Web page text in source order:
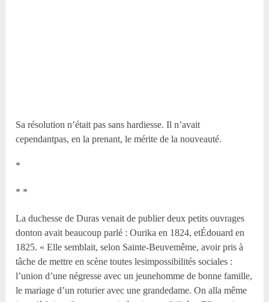
Sa résolution n’était pas sans hardiesse. Il n’avait
cependantpas, en la prenant, le mérite de la nouveauté.
*
* *
La duchesse de Duras venait de publier deux petits ouvrages
donton avait beaucoup parlé : Ourika en 1824, etÉdouard en
1825. « Elle semblait, selon Sainte-Beuvemême, avoir pris à
tâche de mettre en scène toutes lesimpossibilités sociales :
l’union d’une négresse avec un jeunehomme de bonne famille,
le mariage d’un roturier avec une grandedame. On alla même